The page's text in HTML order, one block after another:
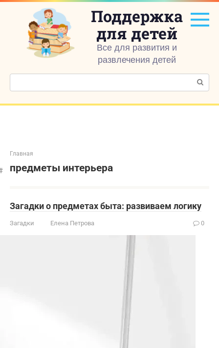
Перейти
контенту
Поддержка
для детей
Все для развития и
развлечения детей
Поиск:
Главная
предметы интерьера
Загадки о предметах быта: развиваем логику
Загадки Елена Петрова 0